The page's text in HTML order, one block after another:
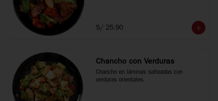
S/ 25.90
Chancho con Verduras
Chancho en láminas salteadas con
verduras orientales.